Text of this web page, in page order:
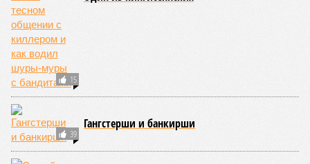
15
39
Гангстерши и банкирши